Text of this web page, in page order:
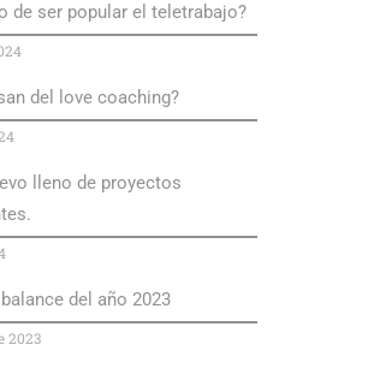
de ser popular el teletrabajo?
del love coaching?
lleno de proyectos
del año 2023
2023